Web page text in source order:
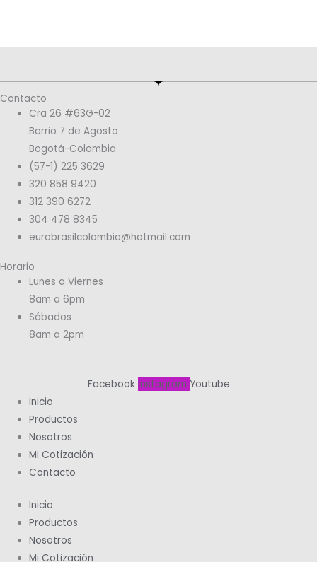
Contacto
Cra 26 #63G-02
Barrio 7 de Agosto
Bogotá-Colombia
(57-1) 225 3629
320 858 9420
312 390 6272
304 478 8345
eurobrasilcolombia@hotmail.com
Horario
Lunes a Viernes
8am a 6pm
Sábados
8am a 2pm
Facebook Instagram Youtube
Inicio
Productos
Nosotros
Mi Cotización
Contacto
Inicio
Productos
Nosotros
Mi Cotización